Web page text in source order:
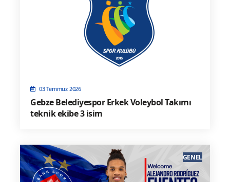
03 Temmuz 2026
Gebze Belediyespor Erkek Voleybol Takımı
teknik ekibe 3 isim
GENEL